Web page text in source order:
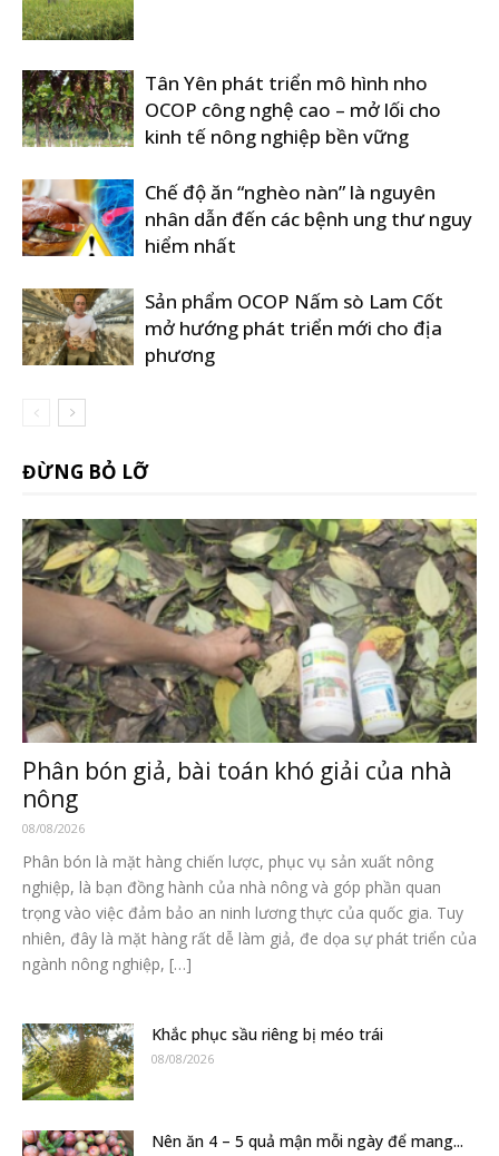
Tân Yên phát triển mô hình nho
OCOP công nghệ cao – mở lối cho
kinh tế nông nghiệp bền vững
Chế độ ăn “nghèo nàn” là nguyên
nhân dẫn đến các bệnh ung thư nguy
hiểm nhất
Sản phẩm OCOP Nấm sò Lam Cốt
mở hướng phát triển mới cho địa
phương
ĐỪNG BỎ LỠ
Phân bón giả, bài toán khó giải của nhà
nông
08/08/2026
Phân bón là mặt hàng chiến lược, phục vụ sản xuất nông
nghiệp, là bạn đồng hành của nhà nông và góp phần quan
trọng vào việc đảm bảo an ninh lương thực của quốc gia. Tuy
nhiên, đây là mặt hàng rất dễ làm giả, đe dọa sự phát triển của
ngành nông nghiệp, […]
Khắc phục sầu riêng bị méo trái
08/08/2026
Nên ăn 4 – 5 quả mận mỗi ngày để mang...